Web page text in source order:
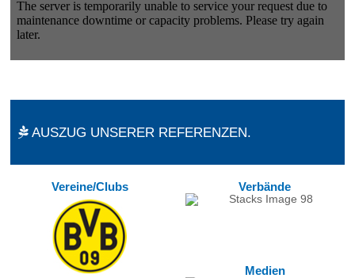
AUSZUG UNSERER REFERENZEN.
Vereine/Clubs Verbände
Medien